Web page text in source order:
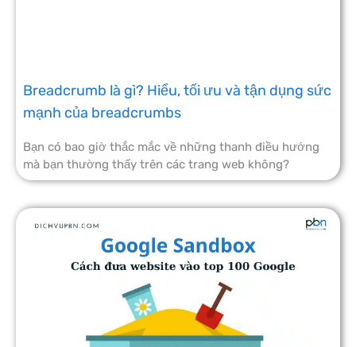
Breadcrumb là gì? Hiểu, tối ưu và tận dụng sức
mạnh của breadcrumbs
Bạn có bao giờ thắc mắc về những thanh điều hướng
mà bạn thường thấy trên các trang web không?